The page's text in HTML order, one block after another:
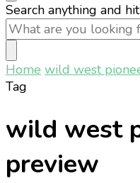
Looking
for
Something?
Search anything and
Home wild west
Tag
wild west
preview